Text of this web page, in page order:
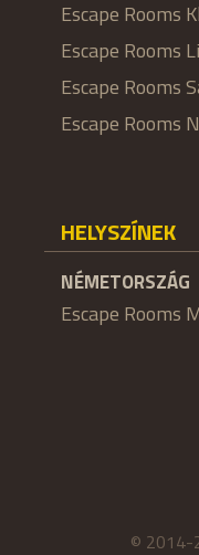
Escape Rooms
Escape Rooms
Escape Rooms
Escape Rooms
HELYSZÍNEK
NÉMETORSZÁG
Escape Rooms
© 2014-